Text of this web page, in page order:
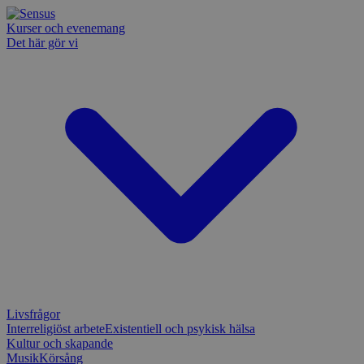
Kurser och evenemang
Det här gör vi
Livsfrågor
Interreligiöst arbeteExistentiell och psykisk hälsa
Kultur och skapande
MusikKörsång